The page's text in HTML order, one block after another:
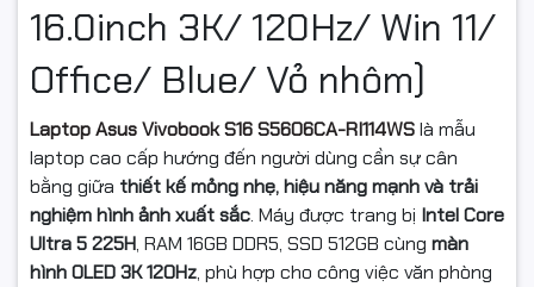
16.0inch 3K/ 120Hz/ Win 11/
Office/ Blue/ Vỏ nhôm)
Laptop Asus Vivobook S16 S5606CA-RI114WSlà mẫu
laptop cao cấp hướng đến người dùng cần sự cân
bằng giữa thiết kế mỏng nhẹ, hiệu năng mạnh và trải
nghiệm hình ảnh xuất sắc. Máy được trang bị Intel Core
Ultra 5 225H, RAM 16GB DDR5, SSD 512GB cùng màn
hình OLED 3K 120Hz, phù hợp cho công việc văn phòng